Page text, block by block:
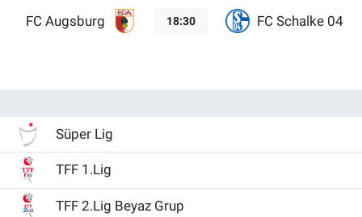
FC Augsburg 18:30 FC Schalke 04
Süper Lig
TFF 1.Lig
TFF 2.Lig Beyaz Grup